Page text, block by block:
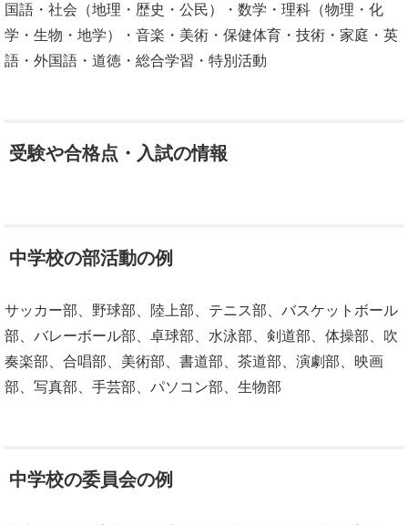
国語・社会（地理・歴史・公民）・数学・理科（物理・化
学・生物・地学）・音楽・美術・保健体育・技術・家庭・英
語・外国語・道徳・総合学習・特別活動
受験や合格点・入試の情報
中学校の部活動の例
サッカー部、野球部、陸上部、テニス部、バスケットボール
部、バレーボール部、卓球部、水泳部、剣道部、体操部、吹
奏楽部、合唱部、美術部、書道部、茶道部、演劇部、映画
部、写真部、手芸部、パソコン部、生物部
中学校の委員会の例